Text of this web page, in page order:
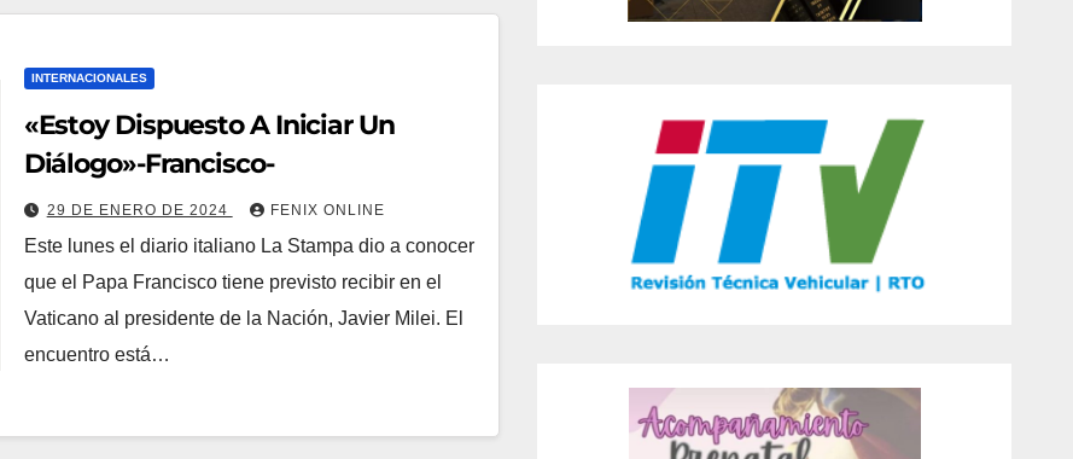
INTERNACIONALES
«Estoy Dispuesto A Iniciar Un
Diálogo»-Francisco-
29 DE ENERO DE 2024 FENIX ONLINE
Este lunes el diario italiano La Stampa dio a conocer
que el Papa Francisco tiene previsto recibir en el
Vaticano al presidente de la Nación, Javier Milei. El
encuentro está…